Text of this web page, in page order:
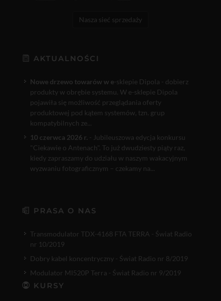
Nasza sieć sprzedaży
AKTUALNOŚCI
Nowe drzewo towarów w e-sklepie Dipola - dobierz
produkty w obrębie systemu. W e-sklepie Dipola
pojawiła się możliwość przeglądania oferty
produktowej pod kątem systemów, tzn. grup
kompatybilnych ze...
10 czerwca 2026 r. - Jubileuszowa edycja konkursu
"Ciekawie o Antenach". To już dwudziesty piąty raz,
kiedy zapraszamy do udziału w naszym wakacyjnym
wyzwaniu fotograficznym – czekamy na...
PRASA O NAS
Transmodulator TDX-4168 FTA TERRA - Świat Radio
nr 10/2019
Dobry kabel koncentryczny - Świat Radio nr 8/2019
Modulator MI520P Terra - Świat Radio nr 9/2019
KURSY